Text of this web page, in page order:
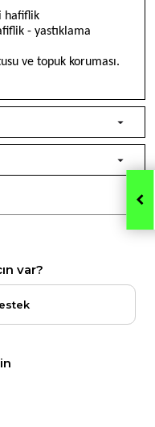
hafiflik
- yastıklama
ve topuk koruması.
var?